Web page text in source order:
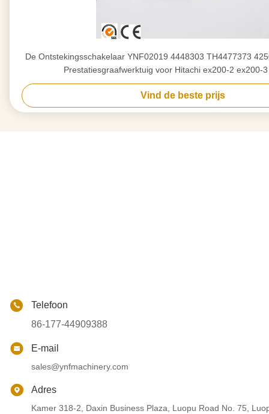
De Ontstekingsschakelaar YNF02019 4448303 TH4477373
Prestatiesgraafwerktuig voor Hitachi ex200-2 ex200-
Vind de beste prijs
Telefoon
86-177-44909388
E-mail
sales@ynfmachinery.com
Adres
Kamer 318-2, Daxin Business Plaza, Luopu Road No. 75,